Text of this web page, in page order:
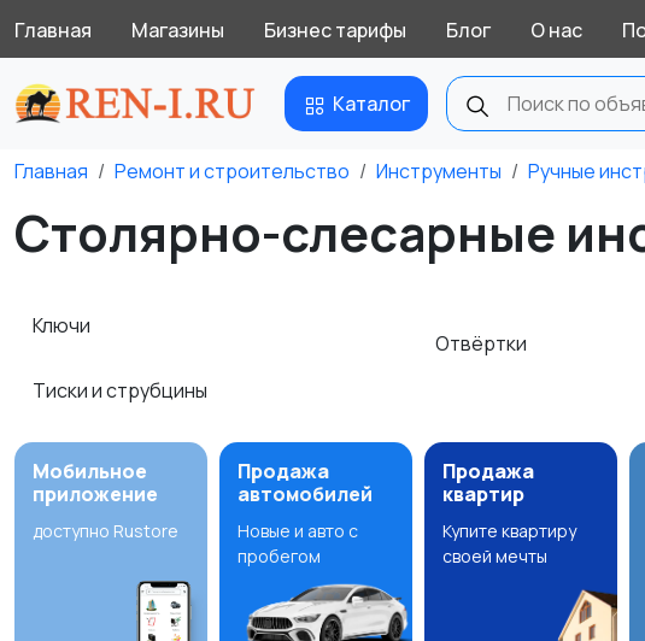
Главная Магазины Бизнес тарифы Блог О нас
Каталог
Главная Ремонт и строительство Инструменты Ручные
Столярно-слесарные
Ключи
Тиски и струбцины
Отвёртки
Мобильное
приложение
доступно Rustore
Продажа
автомобилей
Новые и авто с
пробегом
Продажа
квартир
Купите квартиру
своей мечты